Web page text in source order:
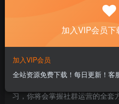
◎内容大纲。.
奉上干货满满的内容大纲，相信
习，你将会掌握社群运营的全套
加入VIP会员下
加入VIP会员
全站资源免费下载！每日更新！客